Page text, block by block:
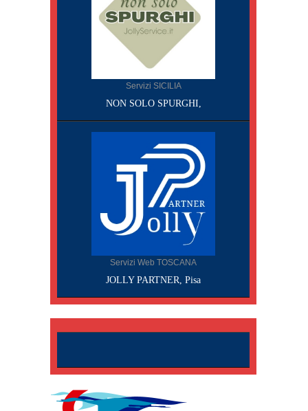
Servizi SICILIA
NON SOLO SPURGHI,
Servizi Web TOSCANA
JOLLY PARTNER, Pisa